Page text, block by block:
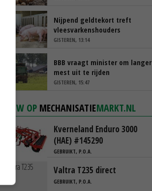
Nijpend geldtekort treft
vleesvarkenshouders
GISTEREN, 13:14
BBB vraagt minister om langer
mest uit te rijden
GISTEREN, 15:47
NIEUW OP MECHANISATIEMARKT.NL
Kverneland Enduro 3000
(HAE) #145290
GEBRUIKT, P.O.A.
Valtra T235 direct
GEBRUIKT, P.O.A.